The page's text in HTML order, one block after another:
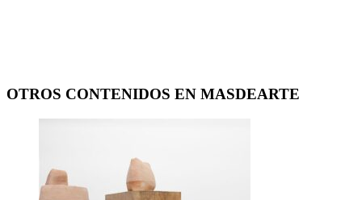
OTROS CONTENIDOS EN MASDEARTE